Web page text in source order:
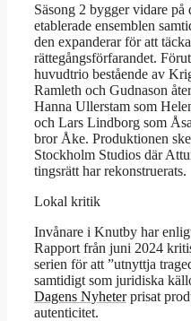
Säsong 2 bygger vidare på
etablerade ensemblen
den expanderar för att täcka
rättegångsförfarandet.
huvudtrio bestående av
Ramleth och Gudnason
Hanna Ullerstam som
och Lars Lindborg som
bror Åke. Produktionen
Stockholm Studios där
tingsrätt har rekonstruerats.
Lokal kritik
Invånare i Knutby har
Rapport från juni 2024
serien för att ”utnyttja
samtidigt som juridiska
Dagens Nyheterprisat
autenticitet.